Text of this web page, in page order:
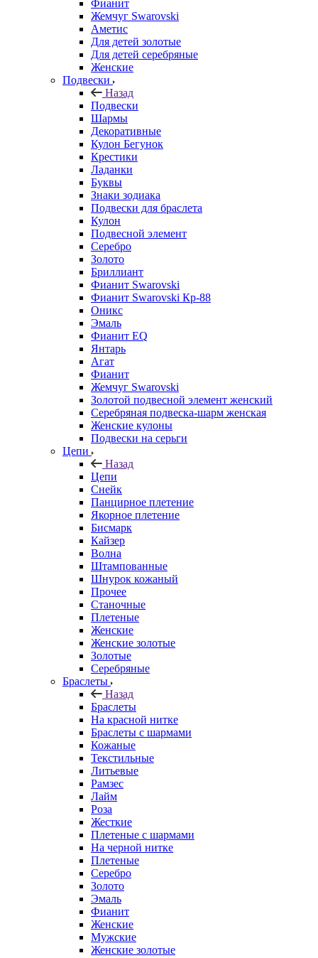
Фианит
Жемчуг Swarovski
Аметис
Для детей золотые
Для детей серебряные
Женские
Подвески
Назад
Подвески
Шармы
Декоративные
Кулон Бегунок
Крестики
Ладанки
Буквы
Знаки зодиака
Подвески для браслета
Кулон
Подвесной элемент
Серебро
Золото
Бриллиант
Фианит Swarovski
Фианит Swarovski Кр-88
Оникс
Эмаль
Фианит EQ
Янтарь
Агат
Фианит
Жемчуг Swarovski
Золотой подвесной элемент женcкий
Серебряная подвеска-шарм женская
Женские кулоны
Подвески на серьги
Цепи
Назад
Цепи
Снейк
Панцирное плетение
Якорное плетение
Бисмарк
Кайзер
Волна
Штампованные
Шнурок кожаный
Прочее
Станочные
Плетеные
Женские
Женские золотые
Золотые
Серебряные
Браслеты
Назад
Браслеты
На красной нитке
Браслеты с шармами
Кожаные
Текстильные
Литьевые
Рамзес
Лайм
Роза
Жесткие
Плетеные с шармами
На черной нитке
Плетеные
Серебро
Золото
Эмаль
Фианит
Женские
Мужские
Женские золотые